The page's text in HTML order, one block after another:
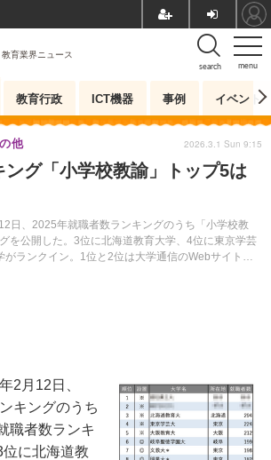
menu
search
教育業界ニュース
教育行政 ICT機器 事例 イベント
グ「小学校教諭」トップ5は
日、2025年就職者数ランキングのうち「小学校教
を公開した。3位に北海道教育大学、4位に東京学芸
がランクイン。1位と2位は大学通信のWebサイトよ
他 2026.3.1 Sun 9:15
2月12日、
キングのうち
職者数ランキ
に北海道教